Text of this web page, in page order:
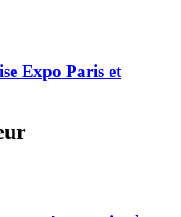
Expo Paris et